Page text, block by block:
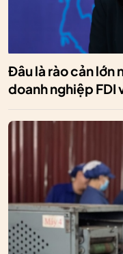
Đâu là rào cản lớn
doanh nghiệp FDI